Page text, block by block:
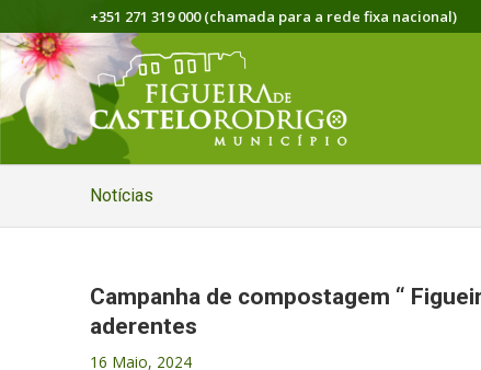
+351 271 319 000 (chamada para a rede fixa nacional)
Notícias
Campanha de compostagem “
aderentes
16 Maio, 2024